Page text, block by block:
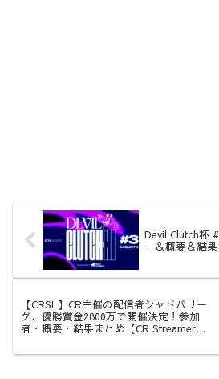
Devil Clutch杯
ー＆概要＆結
【CRSL】CR主催の配信者シャドバリー
グ、優勝賞金2800万で開催決定！参加
者・概要・結果まとめ【CR Streamer